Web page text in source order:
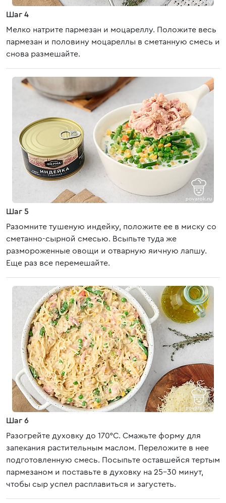
Шаг 4
Мелко натрите пармезан и моцареллу. Положите весь
пармезан и половину моцареллы в сметанную смесь и
снова размешайте.
Шаг 5
Разомните тушеную индейку, положите ее в миску со
сметанно-сырной смесью. Всыпьте туда же
размороженные овощи и отварную яичную лапшу.
Еще раз все перемешайте.
Шаг 6
Разогрейте духовку до 170°С. Смажьте форму для
запекания растительным маслом. Переложите в нее
подготовленную смесь. Посыпьте оставшейся тертым
пармезаном и поставьте в духовку на 25–30 минут,
чтобы сыр успел расплавиться и загустеть.